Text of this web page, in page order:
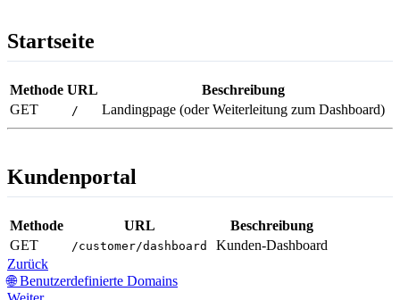
Startseite
Methode URL
Beschreibung
GET
/ Landingpage (oder Weiterleitung zum Dashboard)
Kundenportal
Methode URL
Beschreibung
GET
/customer/dashboard
Kunden-Dashboard
Zurück
🌐 Benutzerdefinierte Domains